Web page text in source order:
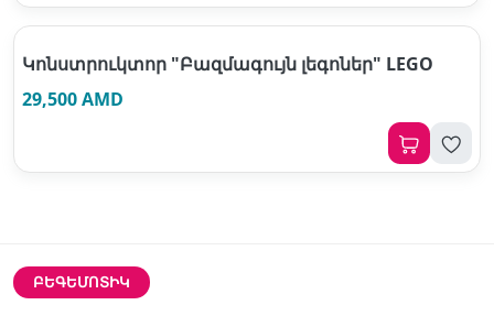
Կոնստրուկտոր "Բազմագույն լեգոներ" LEGO
29,500 AMD
ԲԵԳԵՄՈՏԻԿ